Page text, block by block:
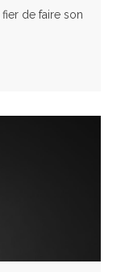
fier de faire son